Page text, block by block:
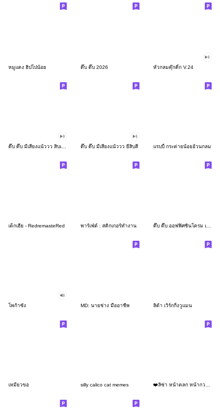
หมูแดง ฮิปโปน้อย ดึ๊บ ดึ๊บ 2026 หัวกลมดุ๊กดิ๊ก V.24
ดึ๊บ ดึ๊บ มีเสียงแน้ววว ยี่สิบสี่ แรบบี้ กระต่ายน้อยอ้วนกลม
เด็กเฮีย - RedremasteRed พาร์เฟ่ต์ : สติกเกอร์ทำงาน ดึ๊บ ดึ๊บ ออฟฟิศซินโดรม เจ็ด
โพก้าซัง MD: นายช่าง มืออาชีพ ลิต้า เวิร์กกิ้งวูแมน
เหมียวขอ silly calico cat memes